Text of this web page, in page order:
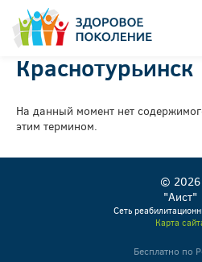
Краснотурьинск
На данный момент нет
этим термином.
© 2026
"Аист"
Сеть
Карта
Бесплатно по